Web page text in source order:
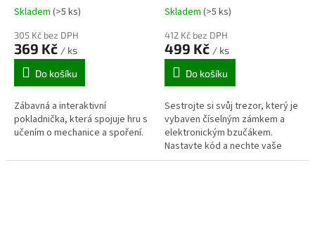
Skladem (>5 ks)
305 Kč bez DPH
369 Kč / ks
Do košíku
Zábavná a interaktivní
pokladnička, která spojuje hru s
učením o mechanice a spoření.
Skladem (>5 ks)
412 Kč bez DPH
499 Kč / ks
Do košíku
Sestrojte si svůj trezor, který je
vybaven číselným zámkem a
elektronickým bzučákem.
Nastavte kód a nechte vaše
kamarády, ať se pokusí dostat